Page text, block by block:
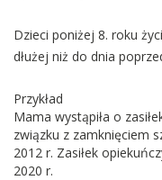
Dzieci poniżej 8. roku
dłużej niż do dnia
Przykład
Mama wystąpiła o
związku z zamknięciem
2012 r. Zasiłek
2020 r.